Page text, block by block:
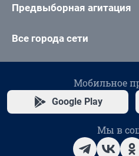
Предвыборная агитация
Все города сети
Мобильное
Google Play
Мы в